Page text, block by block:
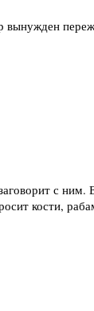
вынужден
с ним.
кости,